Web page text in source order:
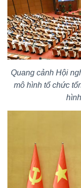
Quang cảnh Hội
mô hình tổ chức